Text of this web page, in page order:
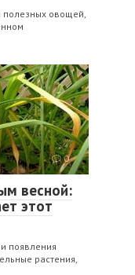
полезных овощей,
0
весной:
этот
появления
растения,